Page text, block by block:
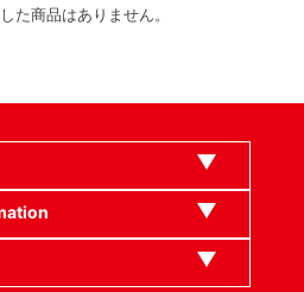
た商品はありません。